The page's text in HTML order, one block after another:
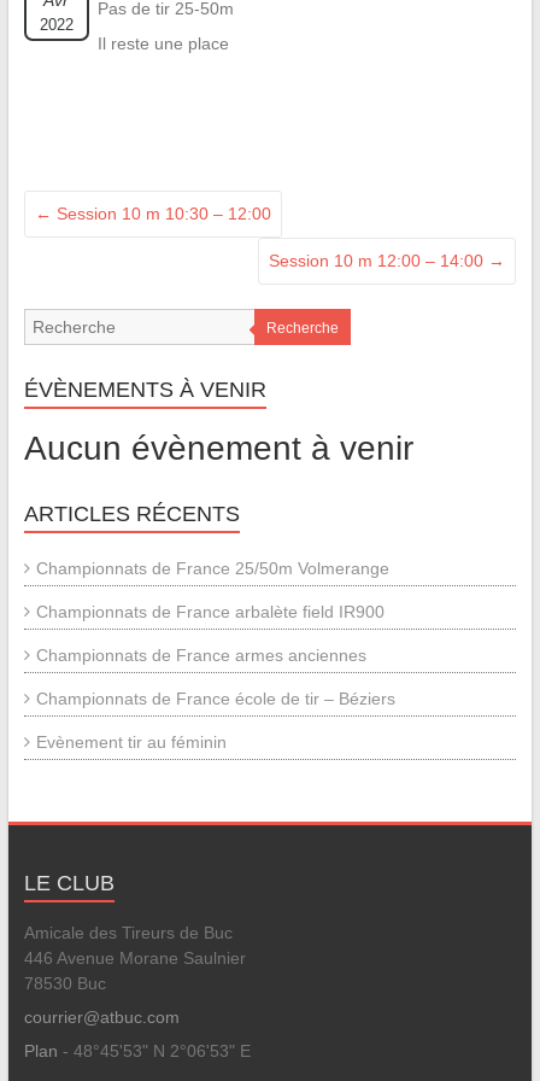
2022
Pas de tir 25-50m
Il reste une place
← Session 10 m 10:30 – 12:00
Session 10 m 12:00 – 14:00 →
Recherche
ÉVÈNEMENTS À VENIR
Aucun évènement à venir
ARTICLES RÉCENTS
Championnats de France 25/50m Volmerange
Championnats de France arbalète field IR900
Championnats de France armes anciennes
Championnats de France école de tir – Béziers
Evènement tir au féminin
LE CLUB
Amicale des Tireurs de Buc
446 Avenue Morane Saulnier
78530 Buc
courrier@atbuc.com
Plan - 48°45'53" N 2°06'53" E